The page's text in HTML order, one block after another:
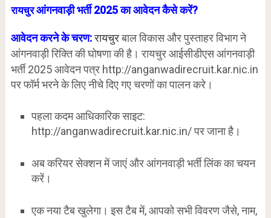
रायचुरआंगनवाड़ी भर्ती 2025 का आवेदन कैसे करें?
आवेदन करने के चरण:रायचुरबाल विकास और पुस्ताहर विभाग ने
आंगनवाड़ी रिक्ति की घोषणा की है। रायचुर आईसीडीएस आंगनवाड़ी
भर्ती 2025 आवेदन पत्र http://anganwadirecruit.kar.nic.in
पर फॉर्म भरने के लिए नीचे दिए गए चरणों का पालन करे।
पहला कदम आधिकारिक साइट:
http://anganwadirecruit.kar.nic.in/ पर जाना है।
अब करियर सेक्शन में जाएं और आंगनवाड़ी भर्ती लिंक का चयन
करें।
एक नया टैब खुलेगा। इस टैब में, आपको सभी विवरण जैसे, नाम,